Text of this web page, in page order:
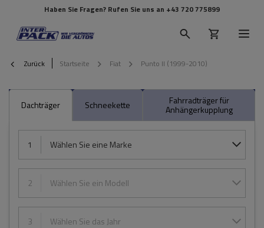
Haben Sie Fragen? Rufen Sie uns an +43 720 775899
Zurück Startseite Fiat Punto II (1999-2010)
Dachträger Schneekette Fahrradträger für
Anhängerkupplung
1 Wählen Sie eine Marke
2 Wählen Sie ein Modell
3 Wählen Sie das Jahr